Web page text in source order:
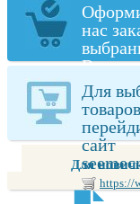
нас
Вами
из
Для
сайт
https://
Для